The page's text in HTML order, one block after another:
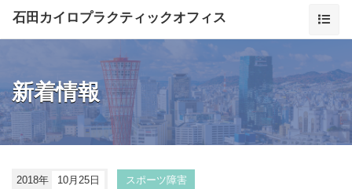
石田カイロプラクティックオフィス
新着情報
2018年 10月25日 スポーツ障害